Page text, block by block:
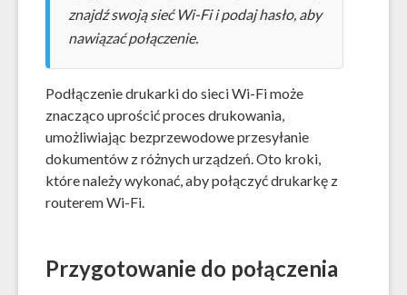
znajdź swoją sieć Wi-Fi i podaj hasło, aby
nawiązać połączenie.
Podłączenie drukarki do sieci Wi-Fi może
znacząco uprościć proces drukowania,
umożliwiając bezprzewodowe przesyłanie
dokumentów z różnych urządzeń. Oto kroki,
które należy wykonać, aby połączyć drukarkę z
routerem Wi-Fi.
Przygotowanie do połączenia